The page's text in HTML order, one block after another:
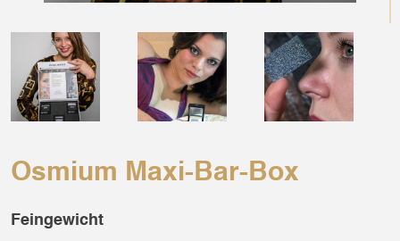
Osmium Maxi-Bar-Box
Feingewicht